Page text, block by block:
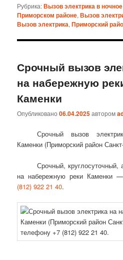
Рубрика:Вызов электрика в
Приморском районе,Вызов
Вызов электрика,Приморский
Срочный вызов
на набережную
Каменки
Опубликовано06.04.2025автором
Срочный вызов
Каменки (Приморский район
Срочный, круглосуточный,
на набережную реки Каменки
(812) 922 21 40.